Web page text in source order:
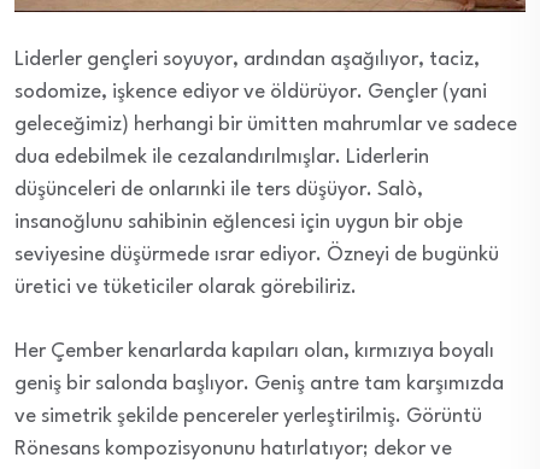
Liderler gençleri soyuyor, ardından aşağılıyor, taciz,
sodomize, işkence ediyor ve öldürüyor. Gençler (yani
geleceğimiz) herhangi bir ümitten mahrumlar ve sadece
dua edebilmek ile cezalandırılmışlar. Liderlerin
düşünceleri de onlarınki ile ters düşüyor. Salò,
insanoğlunu sahibinin eğlencesi için uygun bir obje
seviyesine düşürmede ısrar ediyor. Özneyi de bugünkü
üretici ve tüketiciler olarak görebiliriz.
Her Çember kenarlarda kapıları olan, kırmızıya boyalı
geniş bir salonda başlıyor. Geniş antre tam karşımızda
ve simetrik şekilde pencereler yerleştirilmiş. Görüntü
Rönesans kompozisyonunu hatırlatıyor; dekor ve